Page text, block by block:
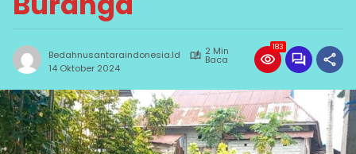
Bedahnusantaraindonesia.id 2 Min
Baca
14 Oktober 2024
183